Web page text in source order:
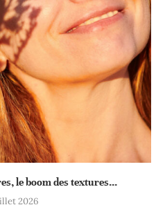
le boom des textures...
2026